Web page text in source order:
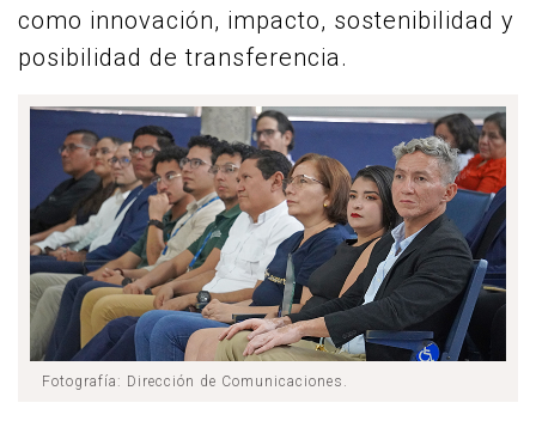
como innovación, impacto, sostenibilidad y
posibilidad de transferencia.
Fotografía: Dirección de Comunicaciones.